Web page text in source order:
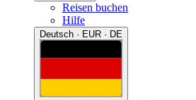
Reisen buchen
Hilfe
Deutsch · EUR · DE